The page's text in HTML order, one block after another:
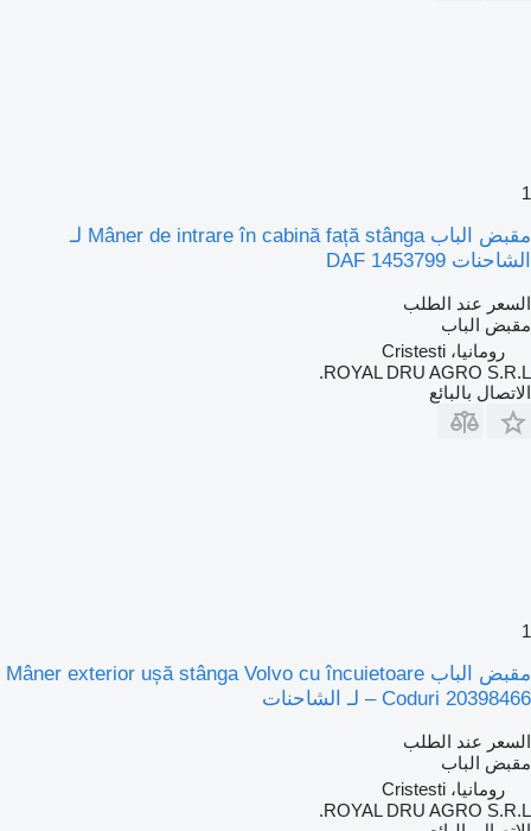
1
مقبض الباب Mâner de intrare în cabină față stânga لـ
الشاحنات DAF 1453799
السعر عند الطلب
مقبض الباب
رومانيا، Cristesti
ROYAL DRU AGRO S.R.L.
الاتصال بالبائع
1
مقبض الباب Mâner exterior ușă stânga Volvo cu încuietoare
– Coduri 20398466 لـ الشاحنات
السعر عند الطلب
مقبض الباب
رومانيا، Cristesti
ROYAL DRU AGRO S.R.L.